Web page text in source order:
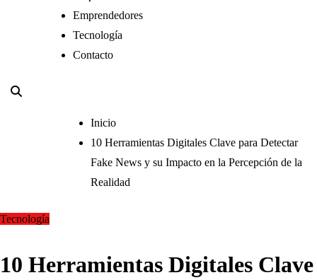
Emprendedores
Tecnología
Contacto
Inicio
10 Herramientas Digitales Clave para Detectar
Fake News y su Impacto en la Percepción de la
Realidad
Tecnología
10 Herramientas Digitales Clave